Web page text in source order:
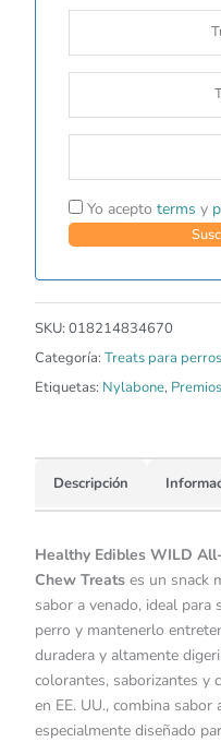
Yo acepto terms y
SKU: 018214834670
Categoría: Treats para perros
Etiquetas: Nylabone, Premios
Descripción
Healthy Edibles WILD
Chew Treats es un snack
sabor a venado, ideal
perro y mantenerlo
duradera y altamente
colorantes, saborizantes y
en EE. UU., combina
especialmente diseñado